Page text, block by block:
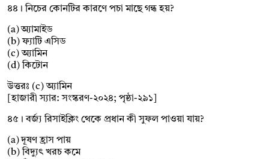
৪৪। নিচের কোনটির কারণে পচা মাছে গন্ধ হয়?
(a) অ্যামাইড
(b) ফ্যাটি এসিড
(c) অ্যামিন
(d) কিটোন
উত্তরঃ (c) অ্যামিন
[হাজারী স্যার: সংস্করণ-২০২৪; পৃষ্ঠা-২৯১]
৪৫। বর্জ্য রিসাইক্লিং থেকে প্রধান কী সুফল পাওয়া যায়?
(a) দূষণ হ্রাস পায়
(b) বিদ্যুৎ খরচ কমে